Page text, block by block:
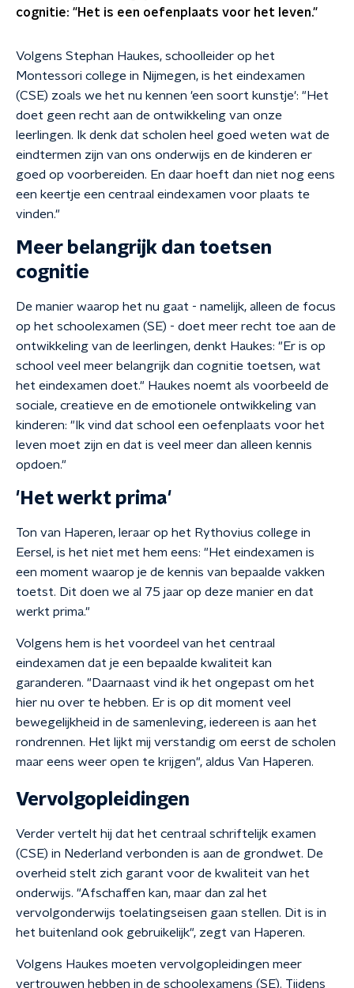
cognitie: "Het is een oefenplaats voor het leven."
Volgens Stephan Haukes, schoolleider op het
Montessori college in Nijmegen, is het eindexamen
(CSE) zoals we het nu kennen 'een soort kunstje': "Het
doet geen recht aan de ontwikkeling van onze
leerlingen. Ik denk dat scholen heel goed weten wat de
eindtermen zijn van ons onderwijs en de kinderen er
goed op voorbereiden. En daar hoeft dan niet nog eens
een keertje een centraal eindexamen voor plaats te
vinden."
Meer belangrijk dan toetsen
cognitie
De manier waarop het nu gaat - namelijk, alleen de focus
op het schoolexamen (SE) - doet meer recht toe aan de
ontwikkeling van de leerlingen, denkt Haukes: "Er is op
school veel meer belangrijk dan cognitie toetsen, wat
het eindexamen doet." Haukes noemt als voorbeeld de
sociale, creatieve en de emotionele ontwikkeling van
kinderen: "Ik vind dat school een oefenplaats voor het
leven moet zijn en dat is veel meer dan alleen kennis
opdoen."
'Het werkt prima'
Ton van Haperen, leraar op het Rythovius college in
Eersel, is het niet met hem eens: "Het eindexamen is
een moment waarop je de kennis van bepaalde vakken
toetst. Dit doen we al 75 jaar op deze manier en dat
werkt prima."
Volgens hem is het voordeel van het centraal
eindexamen dat je een bepaalde kwaliteit kan
garanderen. "Daarnaast vind ik het ongepast om het
hier nu over te hebben. Er is op dit moment veel
bewegelijkheid in de samenleving, iedereen is aan het
rondrennen. Het lijkt mij verstandig om eerst de scholen
maar eens weer open te krijgen", aldus Van Haperen.
Vervolgopleidingen
Verder vertelt hij dat het centraal schriftelijk examen
(CSE) in Nederland verbonden is aan de grondwet. De
overheid stelt zich garant voor de kwaliteit van het
onderwijs. "Afschaffen kan, maar dan zal het
vervolgonderwijs toelatingseisen gaan stellen. Dit is in
het buitenland ook gebruikelijk", zegt van Haperen.
Volgens Haukes moeten vervolgopleidingen meer
vertrouwen hebben in de schoolexamens (SE). Tijdens